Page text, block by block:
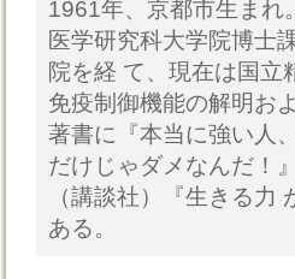
1961年、京都市生まれ
医学研究科大学院博士
院を経 て、現在は国立
免疫制御機能の解明お
著書に『本当に強い人
だけじゃダメなんだ！
（講談社）『生きる力
ある。